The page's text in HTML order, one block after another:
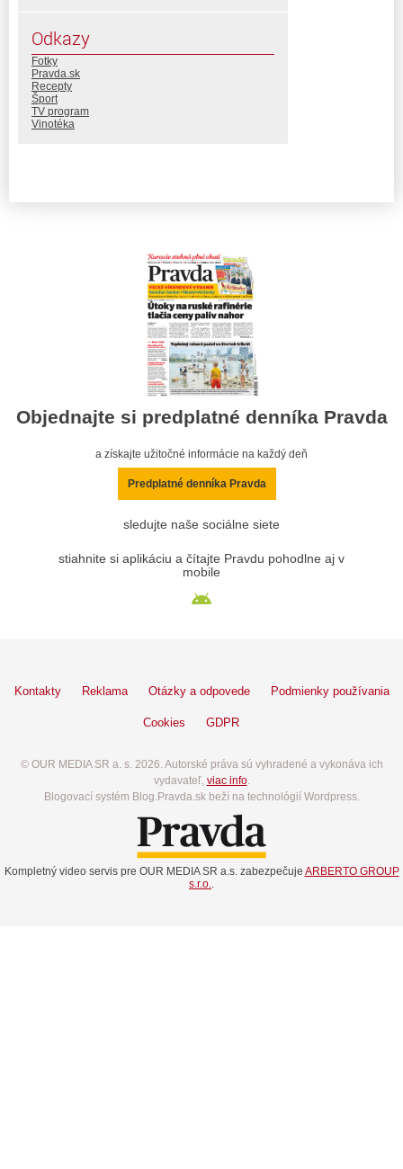
Odkazy
Fotky
Pravda.sk
Recepty
Šport
TV program
Vinotéka
Objednajte si predplatné denníka Pravda
a získajte užitočné informácie na každý deň
Predplatné denníka Pravda
sledujte naše sociálne siete
stiahnite si aplikáciu a čítajte Pravdu pohodlne aj v
mobile
Kontakty Reklama Otázky a odpovede Podmienky používania
Cookies GDPR
© OUR MEDIA SR a. s. 2026. Autorské práva sú vyhradené a vykonáva ich
vydavateľ, viac info.
Blogovací systém Blog.Pravda.sk beží na technológií Wordpress.
Kompletný video servis pre OUR MEDIA SR a.s. zabezpečuje ARBERTO GROUP
s.r.o..